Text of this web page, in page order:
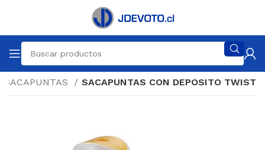
SACAPUNTAS SACAPUNTAS CON DEPOSITO TWIST